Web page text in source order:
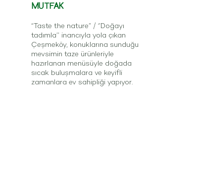
MUTFAK
“Taste the nature” / ‘’Doğayı
tadımla’’ inancıyla yola çıkan
Çeşmeköy, konuklarına sunduğu
mevsimin taze ürünleriyle
hazırlanan menüsüyle doğada
sıcak buluşmalara ve keyifli
zamanlara ev sahipliği yapıyor.